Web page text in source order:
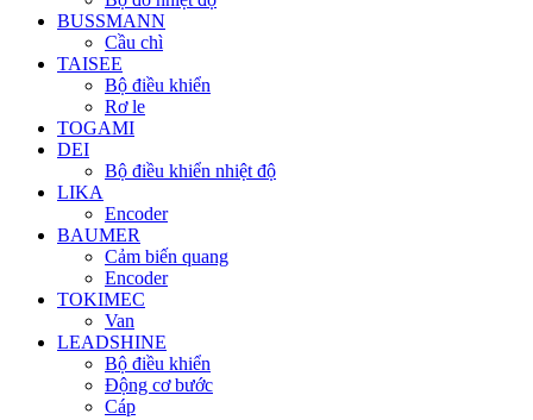
BUSSMANN
Cầu chì
TAISEE
Bộ điều khiển
Rơ le
TOGAMI
DEI
Bộ điều khiển nhiệt độ
LIKA
Encoder
BAUMER
Cảm biến quang
Encoder
TOKIMEC
Van
LEADSHINE
Bộ điều khiển
Động cơ bước
Cáp